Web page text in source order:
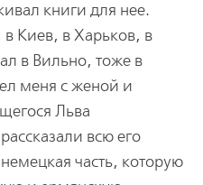
книги для нее.
Киев, в Харьков, в
в Вильно, тоже в
меня с женой и
Льва
всю его
часть, которую